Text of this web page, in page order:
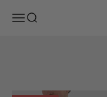
Navigationsmenü öffnen
Suche öffnen